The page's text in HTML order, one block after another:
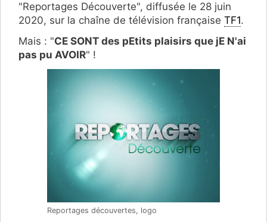
"Reportages Découverte", diffusée le 28 juin
2020, sur la chaîne de télévision française TF1.
Mais : "CE SONT des pEtits plaisirs que jE N'ai
pas pu AVOIR" !
Reportages découvertes, logo